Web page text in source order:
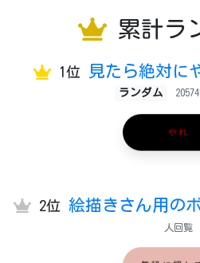
累計ラ
1位 見たら絶対に
ランダム
やれ
2位 絵描きさん用の
人回覧